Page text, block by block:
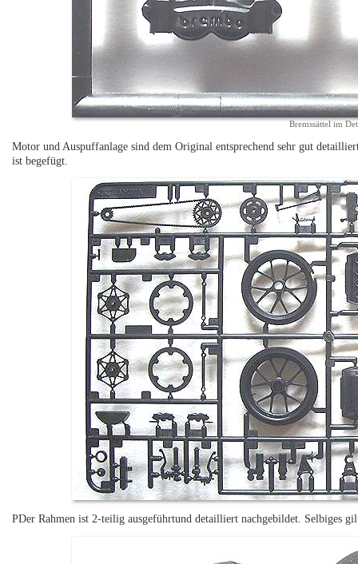
Bremssättel im
Motor und Auspuffanlage sind dem Original entsprechend sehr gut
ist begefügt.
PDer Rahmen ist 2-teilig ausgeführtund detailliert nachgebildet. Selbiges